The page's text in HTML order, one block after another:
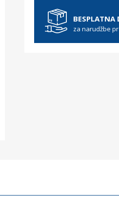
BESPLATNA
za narudžbe